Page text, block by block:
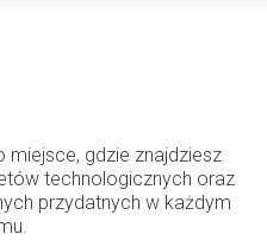
miejsce, gdzie znajdziesz
technologicznych oraz
przydatnych w każdym